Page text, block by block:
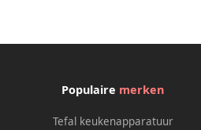
Populaire merken
Tefal keukenapparatuur